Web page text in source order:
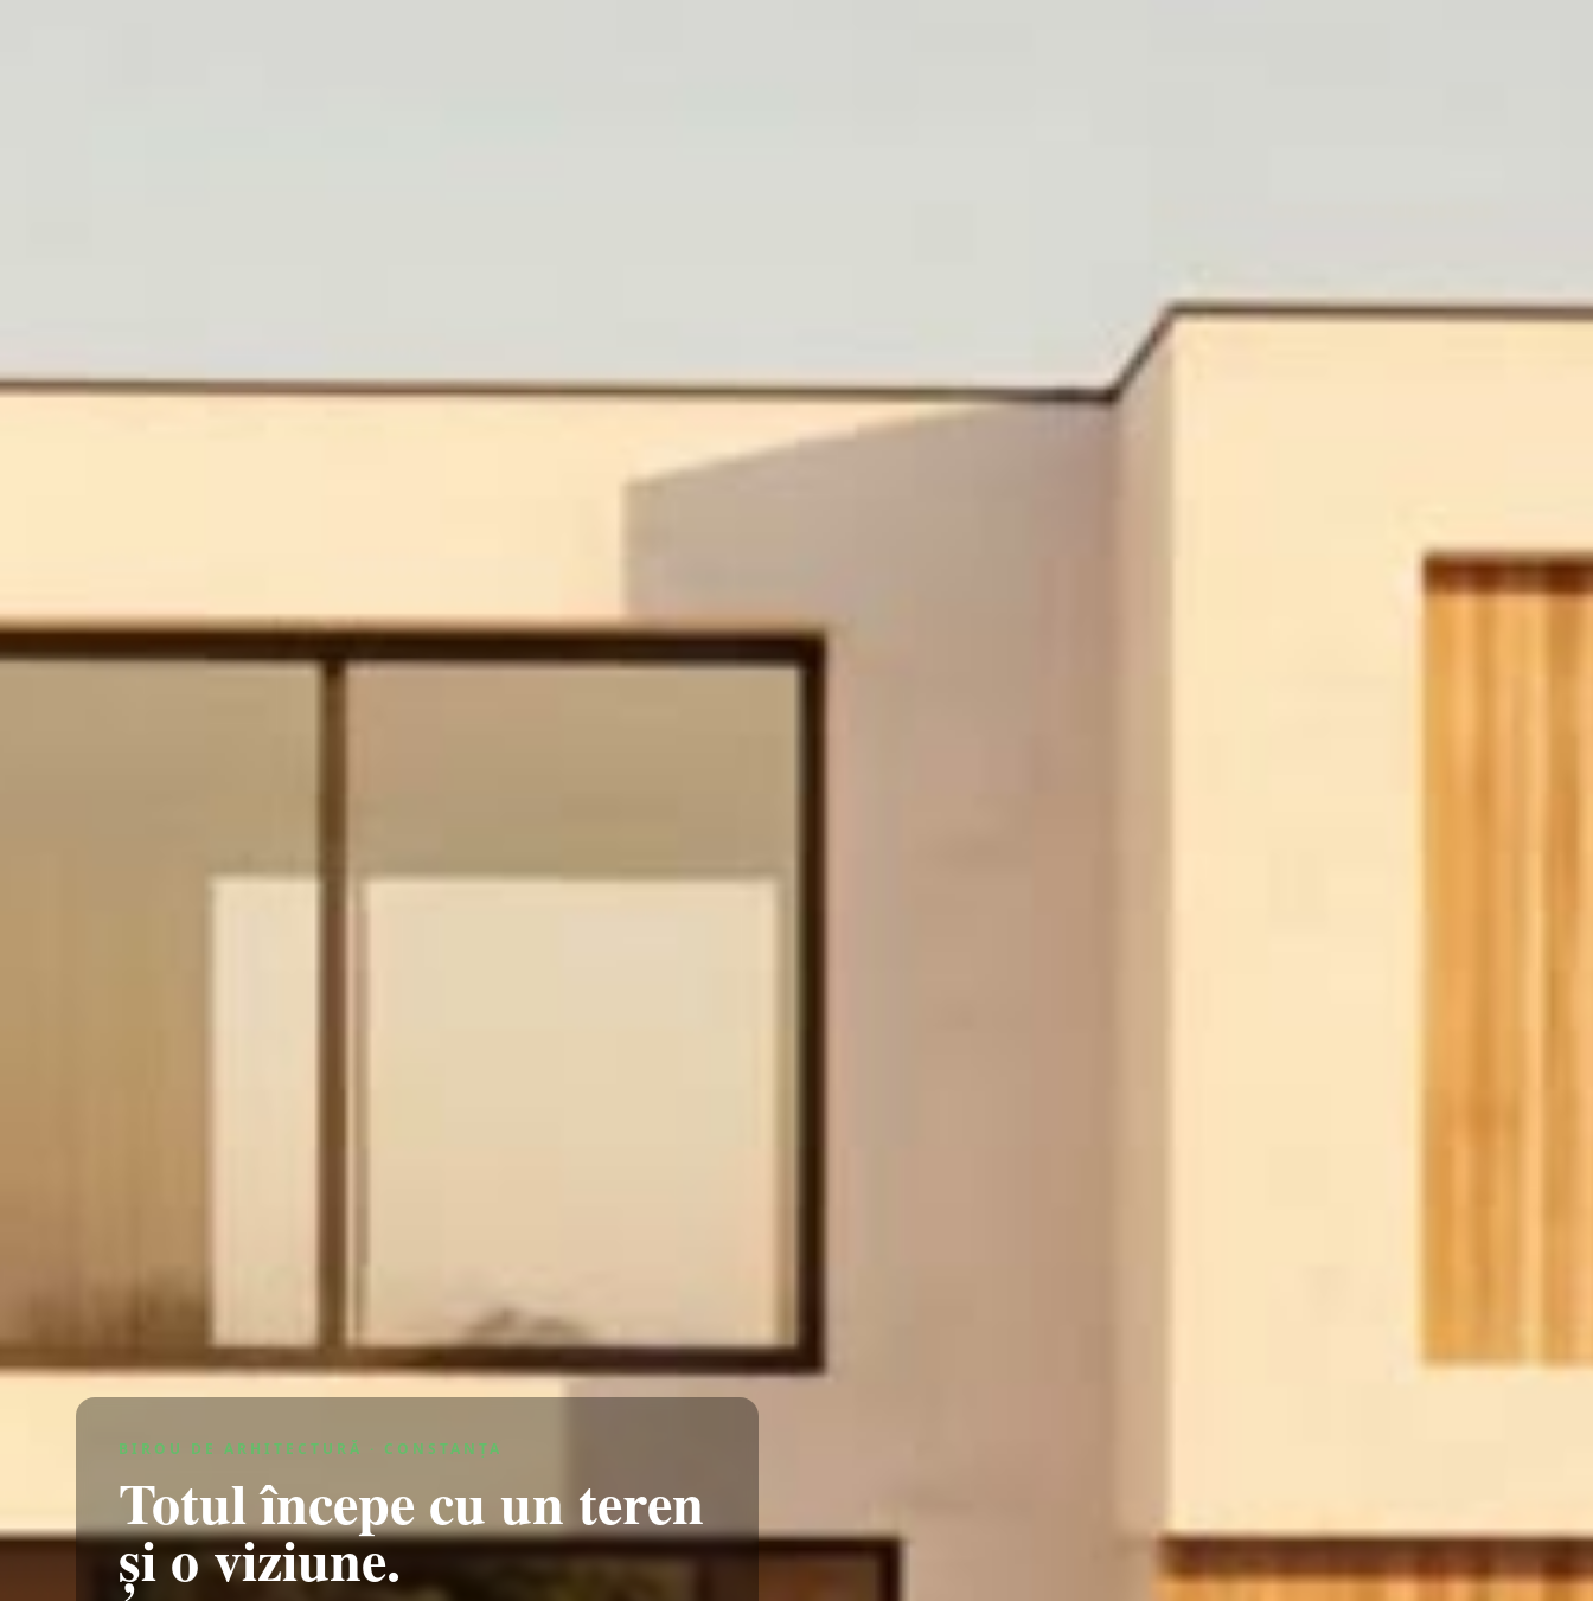
BIROU DE ARHITECTURĂ · CONSTANȚA
Totul începe cu un teren
și o viziune.